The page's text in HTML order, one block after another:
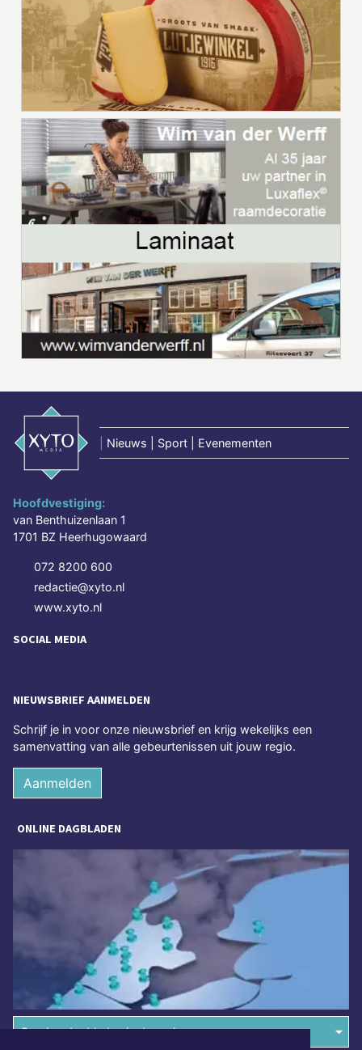
Nieuws | Sport | Evenementen
Hoofdvestiging:
van Benthuizenlaan 1
1701 BZ Heerhugowaard
072 8200 600
redactie@xyto.nl
www.xyto.nl
SOCIAL MEDIA
NIEUWSBRIEF AANMELDEN
Schrijf je in voor onze nieuwsbrief en krijg wekelijks een
samenvatting van alle gebeurtenissen uit jouw regio.
Aanmelden
ONLINE DAGBLADEN
Overige dagbladen in de regio